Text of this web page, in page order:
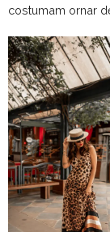
costumam ornar